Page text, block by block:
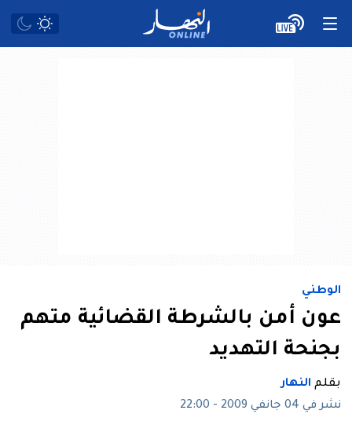
الوطني
عون أمن بالشرطة القضائية متهم
بجنحة التهديد
بقلم النهار
نشر في 04 جانفي 2009 - 22:00